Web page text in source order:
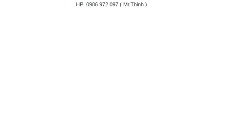
HP: 0986 972 097 ( Mr.Thịnh )